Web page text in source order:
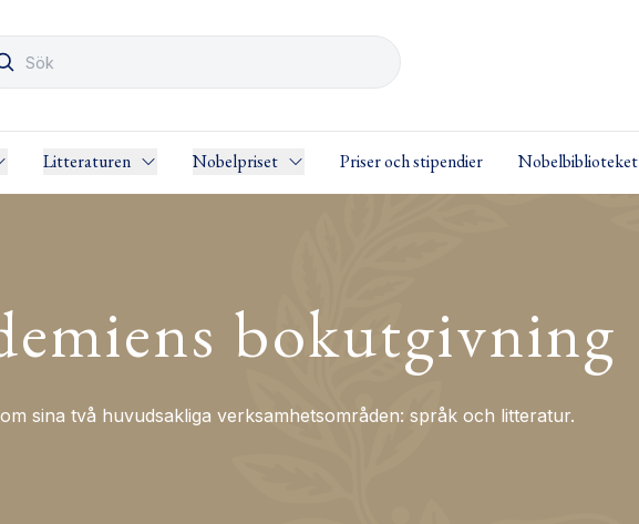
Litteraturen Nobelpriset Priser och stipendier Nobelbiblioteket
bokutgivning
sina två huvudsakliga verksamhetsområden: språk och litteratur.